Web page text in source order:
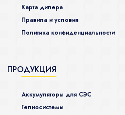
Карта дилера
Правила и условия
Политика конфиденциальности
ПРОДУКЦИЯ
Аккумуляторы для СЭС
Гелиосистемы